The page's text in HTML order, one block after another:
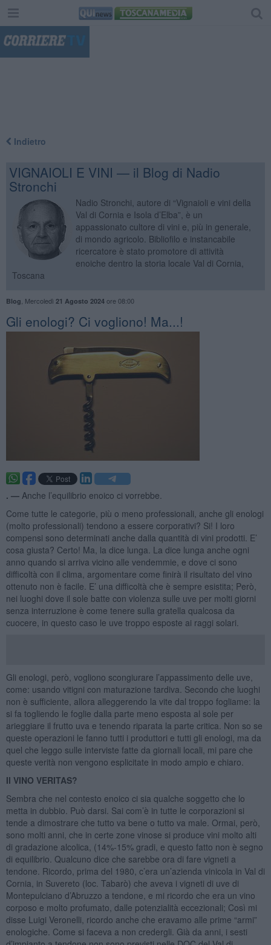
Indietro
VIGNAIOLI E VINI — il Blog di Nadio
Stronchi
Nadio Stronchi, autore di “Vignaioli e vini della
Val di Cornia e Isola d’Elba”, è un
appassionato cultore di vini e, più in generale,
di mondo agricolo. Bibliofilo e instancabile
ricercatore è stato promotore di attività
enoiche dentro la storia locale Val di Cornia,
Toscana
Blog Mercoledì 21 Agosto 2024ore 08:00
​Gli enologi? Ci vogliono! Ma...!
. — Anche l’equilibrio enoico ci vorrebbe.
Come tutte le categorie, più o meno professionali, anche gli enologi
(molto professionali) tendono a essere corporativi? Si! I loro
compensi sono determinati anche dalla quantità di vini prodotti. E’
cosa giusta? Certo! Ma, la dice lunga. La dice lunga anche ogni
anno quando si arriva vicino alle vendemmie, e dove ci sono
difficoltà con il clima, argomentare come finirà il risultato del vino
ottenuto non è facile. E’ una difficoltà che è sempre esistita; Però,
nei luoghi dove il sole batte con violenza sulle uve per molti giorni
senza interruzione è come tenere sulla gratella qualcosa da
cuocere, in questo caso le uve troppo esposte ai raggi solari.
Gli enologi, però, vogliono scongiurare l’appassimento delle uve,
come: usando vitigni con maturazione tardiva. Secondo che luoghi
non è sufficiente, allora alleggerendo la vite dal troppo fogliame: la
si fa togliendo le foglie dalla parte meno esposta al sole per
arieggiare il frutto uva e tenendo riparata la parte critica. Non so se
queste operazioni le fanno tutti i produttori e tutti gli enologi, ma da
quel che leggo sulle interviste fatte da giornali locali, mi pare che
queste verità non vengono esplicitate in modo ampio e chiaro.
Il VINO VERITAS?
Sembra che nel contesto enoico ci sia qualche soggetto che lo
metta in dubbio. Può darsi. Sai com’è in tutte le corporazioni si
tende a dimostrare che tutto va bene o tutto va male. Ormai, però,
sono molti anni, che in certe zone vinose si produce vini molto alti
di gradazione alcolica, (14%-15% gradi, e questo fatto non è segno
di equilibrio. Qualcuno dice che sarebbe ora di fare vigneti a
tendone. Ricordo, prima del 1980, c’era un’azienda vinicola in Val di
Cornia, in Suvereto (loc. Tabarò) che aveva i vigneti di uve di
Montepulciano d’Abruzzo a tendone, e mi ricordo che era un vino
corposo e molto profumato, dalle potenzialità eccezionali; Così mi
disse Luigi Veronelli, ricordo anche che eravamo alle prime “armi”
enologiche. Come si faceva a non credergli. Già da anni, i sesti